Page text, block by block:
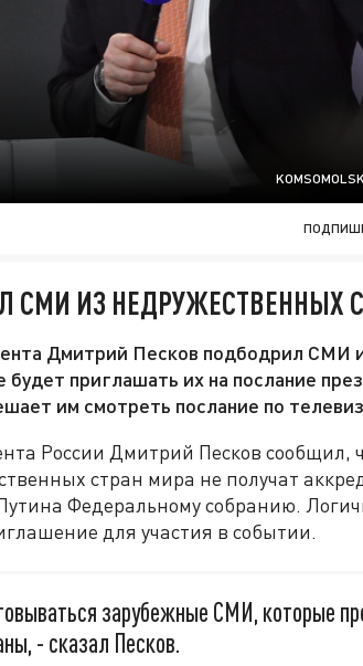
СМИ ИЗ НЕДРУЖЕСТВЕННЫХ
Дмитрий Песков подбодрил СМИ
будет приглашать их на послание
им смотреть послание по
России Дмитрий Песков сообщил,
стран мира не получат
Федеральному собранию.
для участия в событии.
зарубежные СМИ, которые
- сказал Песков.